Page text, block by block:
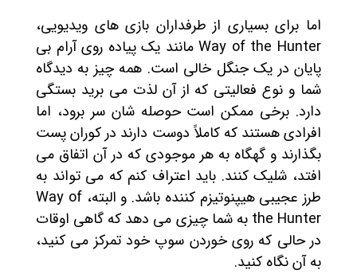
اما برای بسیاری از طرفداران بازی های ویدیویی،
Way of the Hunter مانند یک پیاده روی آرام بی
پایان در یک جنگل خالی است. همه چیز به دیدگاه
شما و نوع فعالیتی که از آن لذت می برید بستگی
دارد. برخی ممکن است حوصله شان سر برود، اما
افرادی هستند که کاملاً دوست دارند در کوران پست
بگذارند و گهگاه به هر موجودی که در آن اتفاق می
افتد، شلیک کنند. باید اعتراف کنم که می تواند به
طرز عجیبی هیپنوتیزم کننده باشد. و البته، Way of
the Hunter به شما چیزی می دهد که گاهی اوقات
در حالی که روی خوردن سوپ خود تمرکز می کنید،
به آن نگاه کنید.